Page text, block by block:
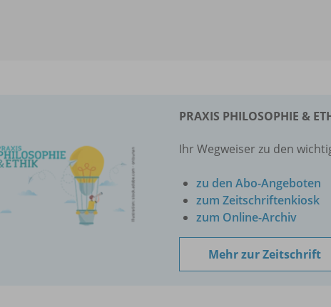
PRAXIS PHILOSOPHIE &
Ihr Wegweiser zu den
zu den Abo-Angeboten
zum Zeitschriftenkiosk
zum Online-Archiv
Mehr zur Zeitschrift